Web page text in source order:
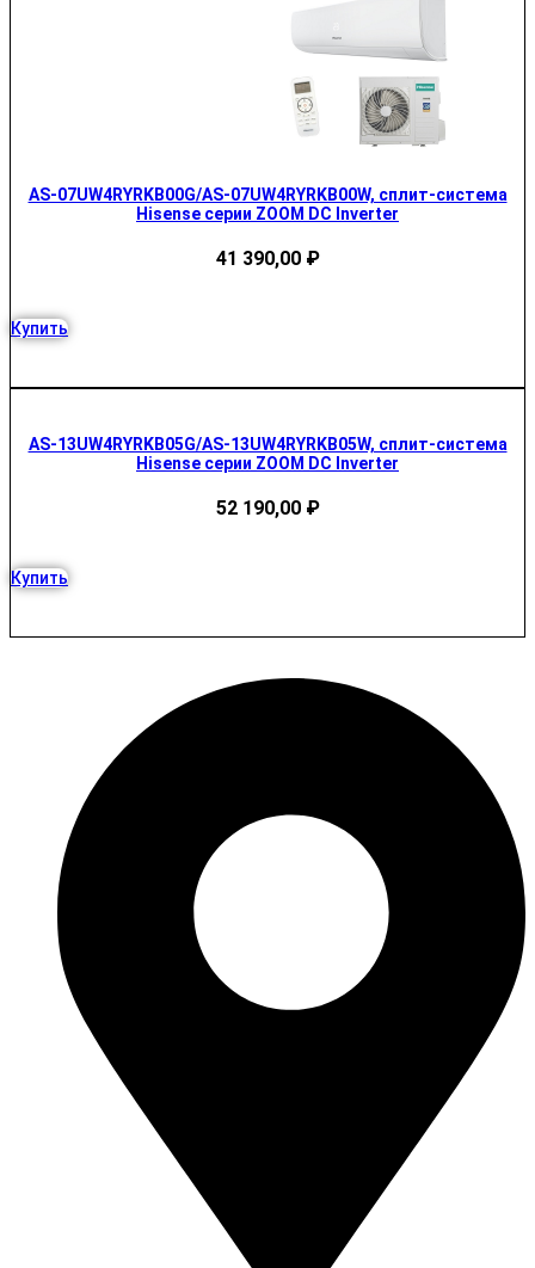
AS-07UW4RYRKB00G/AS-07UW4RYRKB00W, сплит-система
Hisense серии ZOOM DC Inverter
41 390,00 ₽
Купить
AS-13UW4RYRKB05G/AS-13UW4RYRKB05W, сплит-система
Hisense серии ZOOM DC Inverter
52 190,00 ₽
Купить